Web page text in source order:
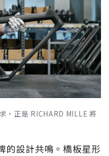
，正是 RICHARD MILLE 將
的設計共鳴。橋板星形